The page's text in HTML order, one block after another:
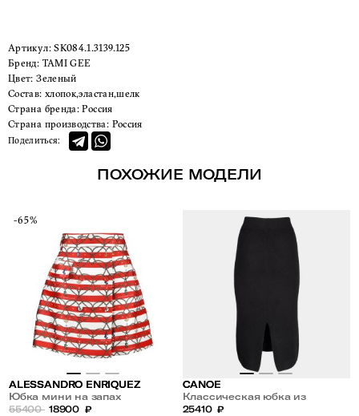
Артикул:SK084.1.3139.125
Бренд:
TAMI GEE
Цвет:
Зеленый
Состав: хлопок,эластан,шелк
Страна бренда: Россия
Страна производства: Россия
Поделиться:
ПОХОЖИЕ МОДЕЛИ
-65%
ALESSANDRO ENRIQUEZ
Юбка мини на запах
55400 18900 ₽
CANOE
Классическая юбка из
кашемира и шерсти
25410 ₽